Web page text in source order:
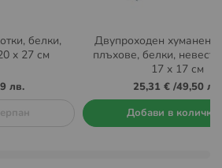
белки,
x 27 см
лв.
Двупроходен хуманен
плъхове, белки,
17 x 17 см
25,31 €/49,50 лв.
Добави в